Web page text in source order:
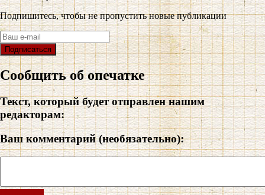
Подпишитесь, чтобы не пропустить новые публикации
Сообщить об опечатке
Текст, который будет отправлен нашим
редакторам:
Ваш комментарий (необязательно):